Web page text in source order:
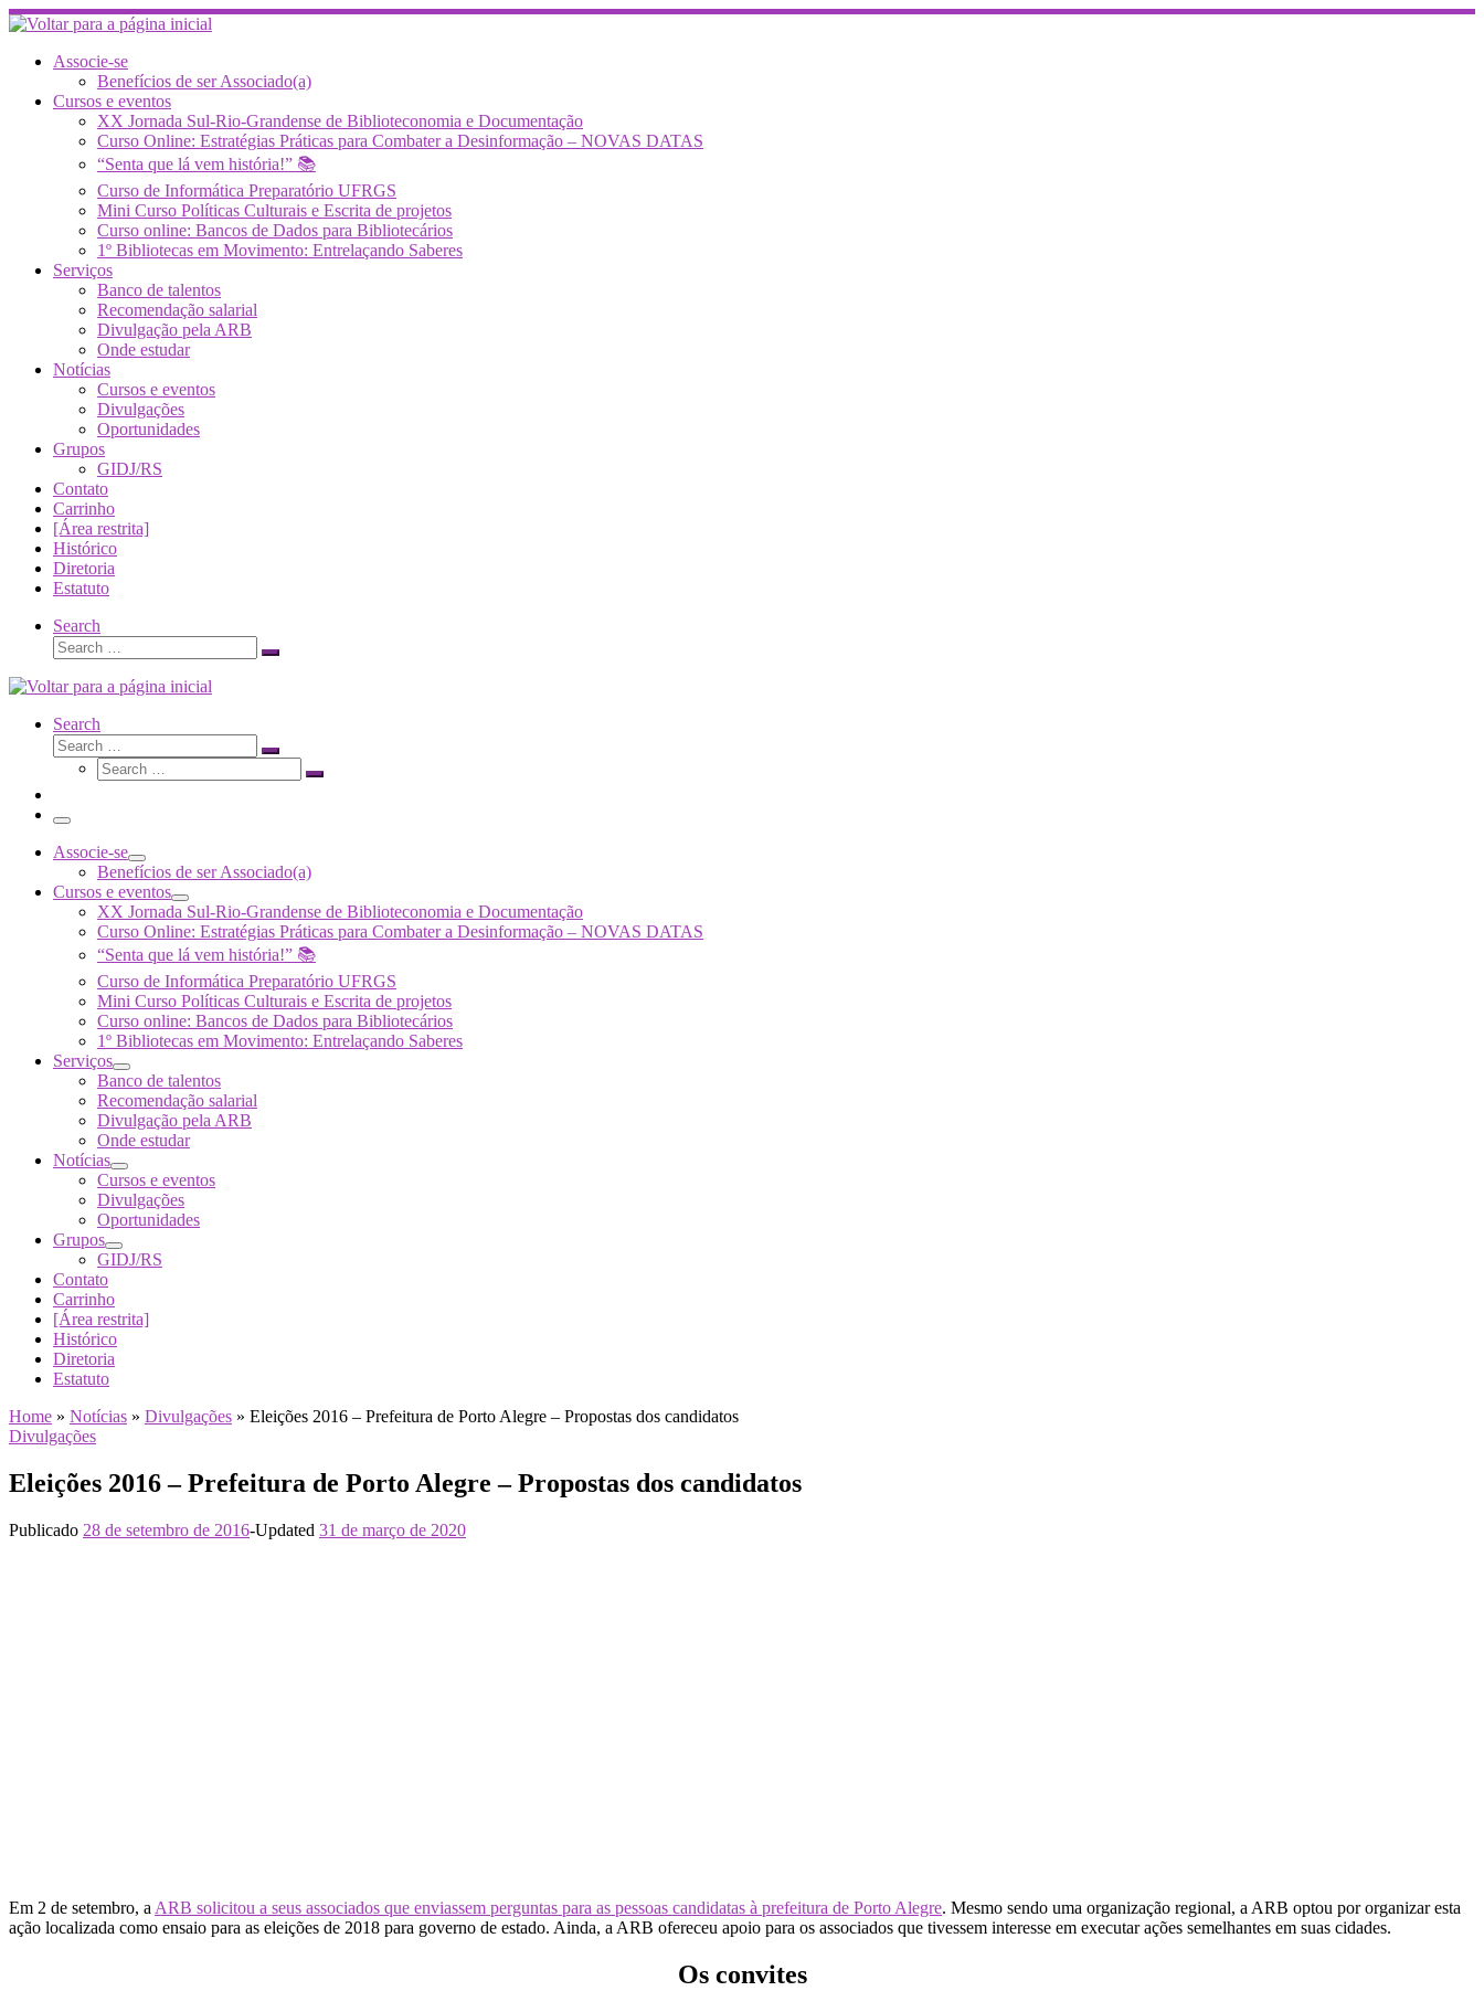
Skip
to
contentAssocie-se
Benefícios de ser Associado(a)
Cursos e eventos
XX Jornada Sul-Rio-Grandense de Biblioteconomia e Documentação
Curso Online: Estratégias Práticas para Combater a Desinformação – NOVAS DATAS
“Senta que lá vem história!” 📚
Curso de Informática Preparatório UFRGS
Mini Curso Políticas Culturais e Escrita de projetos
Curso online: Bancos de Dados para Bibliotecários
1º Bibliotecas em Movimento: Entrelaçando Saberes
Serviços
Banco de talentos
Recomendação salarial
Divulgação pela ARB
Onde estudar
Notícias
Cursos e eventos
Divulgações
Oportunidades
Grupos
GIDJ/RS
Contato
Carrinho
[Área restrita]
Histórico
Diretoria
Estatuto
Search
Search
Search
Search
Search
Search
Search
Search
Menu
Associe-se
Benefícios de ser Associado(a)
Cursos e eventos
XX Jornada Sul-Rio-Grandense de Biblioteconomia e Documentação
Curso Online: Estratégias Práticas para Combater a Desinformação – NOVAS DATAS
“Senta que lá vem história!” 📚
Curso de Informática Preparatório UFRGS
Mini Curso Políticas Culturais e Escrita de projetos
Curso online: Bancos de Dados para Bibliotecários
1º Bibliotecas em Movimento: Entrelaçando Saberes
Serviços
Banco de talentos
Recomendação salarial
Divulgação pela ARB
Onde estudar
Notícias
Cursos e eventos
Divulgações
Oportunidades
Grupos
GIDJ/RS
Contato
Carrinho
[Área restrita]
Histórico
Diretoria
Estatuto
Home » Notícias » Divulgações » Eleições 2016 – Prefeitura de Porto Alegre – Propostas dos candidatos
Divulgações
Eleições 2016 – Prefeitura de Porto Alegre – Propostas dos candidatos
Publicado 28 de setembro de 2016-Updated 31 de março de 2020
Em ​2 de setembro, a ARB solicitou a seus associados que enviassem perguntas para as pessoas candidatas à prefeitura de Porto Alegre. Mesmo sendo uma organização regional, a ARB optou por organizar esta
ação localizada como ensaio para as eleições de ​2018 para governo de estado. Ainda, a ARB ofereceu apoio para os associados que tivessem interesse em executar ações semelhantes em suas cidades.
Os convites